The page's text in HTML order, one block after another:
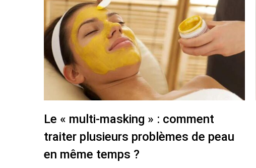
Le « multi-masking » : comment
traiter plusieurs problèmes de peau
en même temps ?